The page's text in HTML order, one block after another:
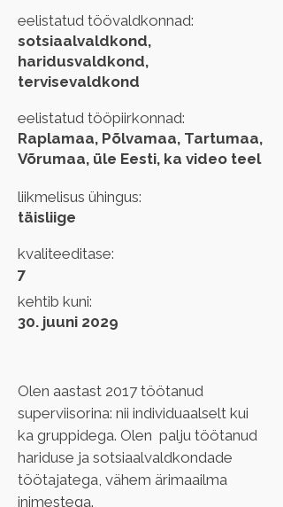
eelistatud töövaldkonnad:
sotsiaalvaldkond,
haridusvaldkond,
tervisevaldkond
eelistatud tööpiirkonnad:
Raplamaa, Põlvamaa, Tartumaa,
Võrumaa, üle Eesti, ka video teel
liikmelisus ühingus:
täisliige
kvaliteeditase:
7
kehtib kuni:
30. juuni 2029
Olen aastast 2017 töötanud
superviisorina: nii individuaalselt kui
ka gruppidega. Olen  palju töötanud
hariduse ja sotsiaalvaldkondade
töötajatega, vähem ärimaailma
inimestega.